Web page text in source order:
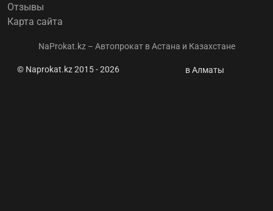
Отзывы
Карта сайта
NaProkat.kz – Автопрокат в Астана и Казахстане
© Naprokat.kz 2015 - 2026 в Алматы